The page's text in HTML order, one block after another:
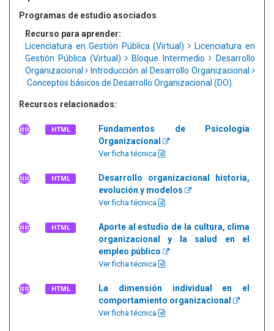
Programas de estudio asociados
Recurso para aprender:
Licenciatura en Gestión Pública (Virtual)
Licenciatura en
Gestión Pública (Virtual)
Bloque Intermedio
Desarrollo
Organizacional
Introducción al Desarrollo Organizacional
Conceptos básicos de Desarrollo Organizacional (DO)
Recursos relacionados:
HTML
Fundamentos de Psicología
Organizacional
Ver ficha técnica
HTML
Desarrollo organizacional historia,
evolución y modelos
Ver ficha técnica
HTML
Aporte al estudio de la cultura, clima
organizacional y la salud en el
empleo público
Ver ficha técnica
HTML
La dimensión individual en el
comportamiento organizacional
Ver ficha técnica